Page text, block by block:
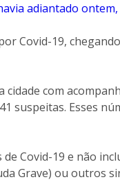
adiantado ontem,
Covid-19,
com
suspeitas. Esses
Covid-19 e não
Grave) ou outros